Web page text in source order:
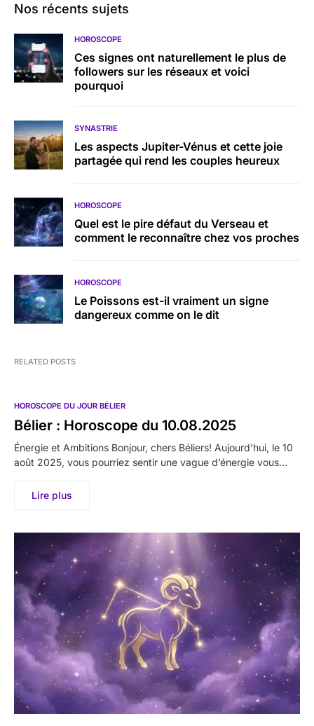
Nos récents sujets
HOROSCOPE
Ces signes ont naturellement le plus de
followers sur les réseaux et voici
pourquoi
SYNASTRIE
Les aspects Jupiter-Vénus et cette joie
partagée qui rend les couples heureux
HOROSCOPE
Quel est le pire défaut du Verseau et
comment le reconnaître chez vos proches
HOROSCOPE
Le Poissons est-il vraiment un signe
dangereux comme on le dit
RELATED POSTS
HOROSCOPE DU JOUR BÉLIER
Bélier : Horoscope du 10.08.2025
Énergie et Ambitions Bonjour, chers Béliers! Aujourd’hui, le 10
août 2025, vous pourriez sentir une vague d’énergie vous…
Lire plus